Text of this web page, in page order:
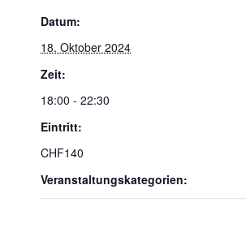
Datum:
18. Oktober 2024
Zeit:
18:00 - 22:30
Eintritt:
CHF140
Veranstaltungskategorien: